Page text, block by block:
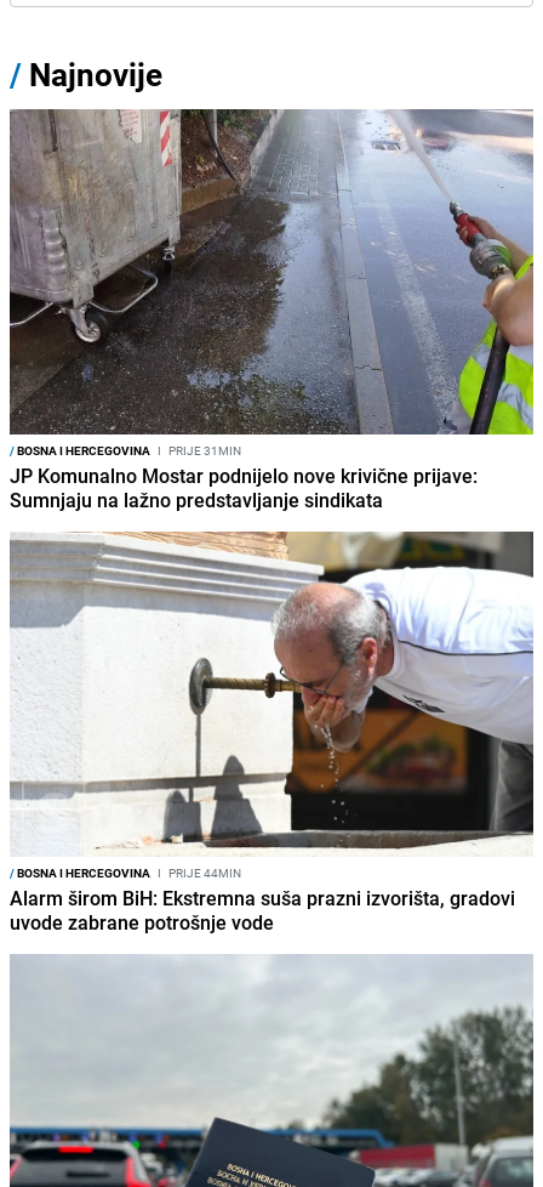
/ Najnovije
/BOSNA I HERCEGOVINA I PRIJE 31MIN
JP Komunalno Mostar podnijelo nove krivične prijave:
Sumnjaju na lažno predstavljanje sindikata
/BOSNA I HERCEGOVINA I PRIJE 44MIN
Alarm širom BiH: Ekstremna suša prazni izvorišta, gradovi
uvode zabrane potrošnje vode